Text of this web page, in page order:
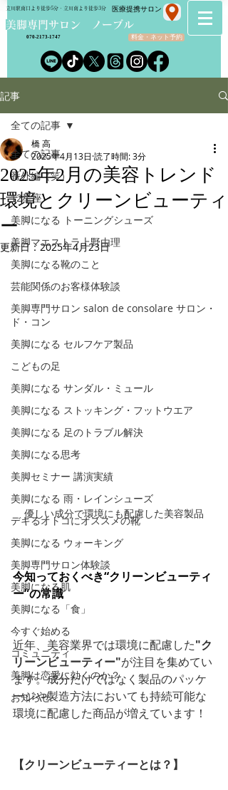
​美脚専門サロン ノーブル
立川駅南口より徒歩5分・立川南より徒歩3分
料金・ネット予約
070-2173-1747
​医療提携サロン
記事
全ての記事
番外編（笑）
12星座
美脚になる トーニングシューズ
美脚マエストラ上野由理
美脚になる靴のこと
芸能関係のお客様体験談
美脚専門サロン salon de consolare サロン・
ド・コン
美脚になる セルフケア製品
こどもの足
美脚になる サンダル・ミュール
美脚になる ストッキング・フットウエア
美脚になる 足のトラブル解決
美脚になる思考
美脚セミナー 講演実績
美脚になる 雨・レインシューズ
デキるオトコにオススメの靴
美脚になる ウォーキング
美脚専門サロン体験談
美脚になる肌
美脚になる「食」
今すぐ始める
コミュニティ
美脚は恋愛に効くのか？
お知らせ
全ての記事
2025年2月の美容トレンド
環境とクリーンビューティ
ー
橋 高
2025年4月13日 読了時間: 3分
更新日：2025年4月23日
優しい成分で環境にも配慮した美容製品
今知っておくべき“クリーンビューティ
ー”の常識
近年、美容業界では環境に配慮した"ク
リーンビューティー"が注目を集めてい
ます。成分だけではなく製品のパッケ
ージや製造方法においても持続可能な
環境に配慮した商品が増えています！
【クリーンビューティーとは？】